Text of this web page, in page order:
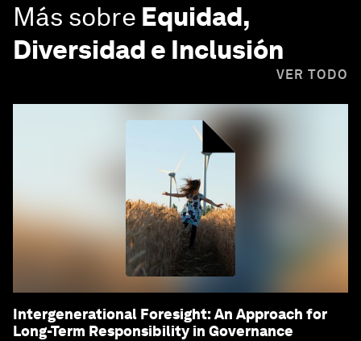
Más sobre Equidad,
Diversidad e Inclusión
VER TODO
Intergenerational Foresight: An Approach for
Long-Term Responsibility in Governance